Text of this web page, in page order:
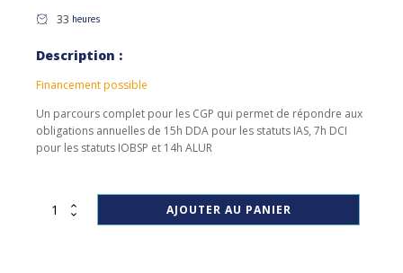
33 heures
Description :
Financement possible
Un parcours complet pour les CGP qui permet de répondre aux
obligations annuelles de 15h DDA pour les statuts IAS, 7h DCI
pour les statuts IOBSP et 14h ALUR
quantité
AJOUTER AU PANIER